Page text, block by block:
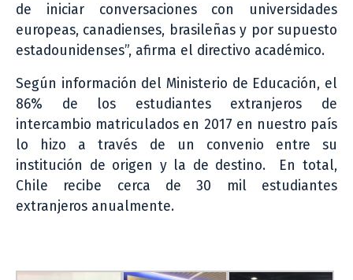
de iniciar conversaciones con universidades
europeas, canadienses, brasileñas y por supuesto
estadounidenses”, afirma el directivo académico.
Según información del Ministerio de Educación, el
86% de los estudiantes extranjeros de
intercambio matriculados en 2017 en nuestro país
lo hizo a través de un convenio entre su
institución de origen y la de destino. En total,
Chile recibe cerca de 30 mil estudiantes
extranjeros anualmente.